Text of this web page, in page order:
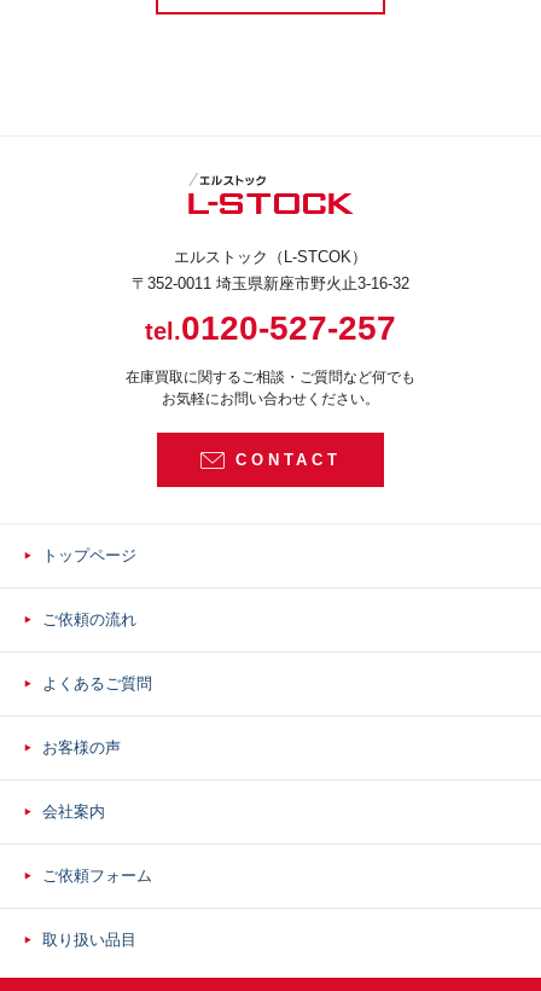
エルストック（L-STCOK）
〒352-0011 埼玉県新座市野火止3-16-32
tel.0120-527-257
在庫買取に関するご相談・ご質問など何でも
お気軽にお問い合わせください。
CONTACT
トップページ
ご依頼の流れ
よくあるご質問
お客様の声
会社案内
ご依頼フォーム
取り扱い品目